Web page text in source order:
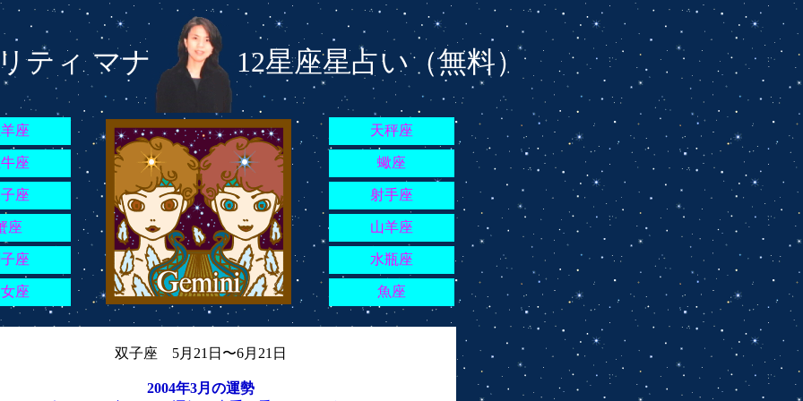
ティ マナ 12星座星占い（無料）
座
座
座
座
座
座
天秤座
蠍座
射手座
山羊座
水瓶座
魚座
双子座 5月21日〜6月21日
2004年3月の運勢